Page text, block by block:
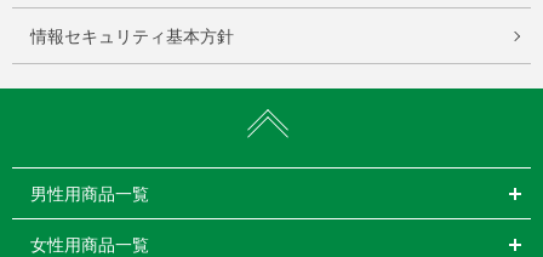
情報セキュリティ基本方針
男性用商品一覧
女性用商品一覧